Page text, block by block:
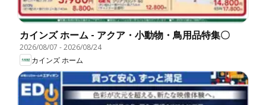
カインズ ホーム - アクア・小動物・鳥用品特集〇
2026/08/07 -2026/08/24
カインズ ホーム